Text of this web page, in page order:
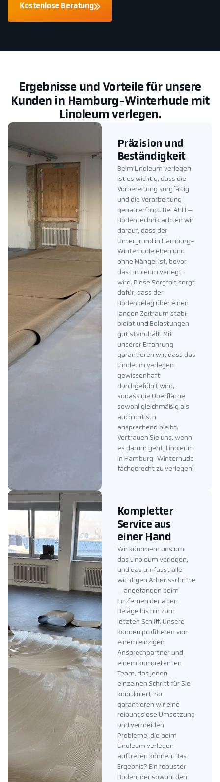
Kostenlose Beratung
Ergebnisse und Vorteile für unsere
Kunden in Hamburg-Winterhude mit
Linoleum verlegen.
Präzision und
Beständigkeit
Beim Linoleum verlegen
ist es wichtig, dass die
Vorbereitung sorgfältig
und die Verarbeitung
genau erfolgt. Bei ACH –
Bodentechnik achten wir
darauf, dass der
Untergrund in Hamburg-
Winterhude eben und
ohne Mängel ist, bevor
das Linoleum verlegt
wird. Diese Sorgfalt sorgt
dafür, dass der
Bodenbelag über einen
langen Zeitraum stabil
bleibt und Belastungen
gut standhält. Mit
unserer Erfahrung
garantieren wir, dass das
Linoleum verlegen
gewissenhaft
durchgeführt wird,
sodass die Oberfläche
sowohl gleichmäßig als
auch optisch
ansprechend bleibt.
Vertrauen Sie uns, wenn
es darum geht, Linoleum
in Hamburg-Winterhude
fachgerecht zu verlegen!
Kompletter
Service aus
einer Hand
Wir kümmern uns um
das Linoleum verlegen,
und das umfasst alle
wichtigen Arbeitsschritte
– angefangen beim
Entfernen der alten
Beläge bis hin zum
letzten Schliff. Unsere
Kunden profitieren von
einem einzigen
Ansprechpartner und
einem kompetenten
Team, das jeden
einzelnen Schritt für Sie
koordiniert. So
garantieren wir eine
reibungslose Umsetzung
und vermeiden
Probleme, die beim
Linoleum verlegen
auftreten können. Das
Ergebnis? Ein robuster
Boden, der sowohl den